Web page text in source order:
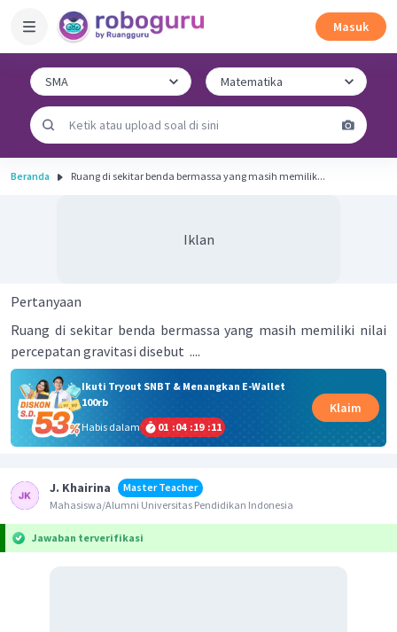
Masuk
Beranda Ruang di sekitar benda bermassa yang masih memilik...
Iklan
Pertanyaan
Ruang di sekitar benda bermassa yang masih memiliki nilai
percepatan gravitasi disebut ....
Ikuti Tryout SNBT & Menangkan E-Wallet
100rb
Habis dalam
01 :04 :19 :11
Klaim
J. Khairina
Master Teacher
Mahasiswa/Alumni Universitas Pendidikan Indonesia
Jawaban terverifikasi